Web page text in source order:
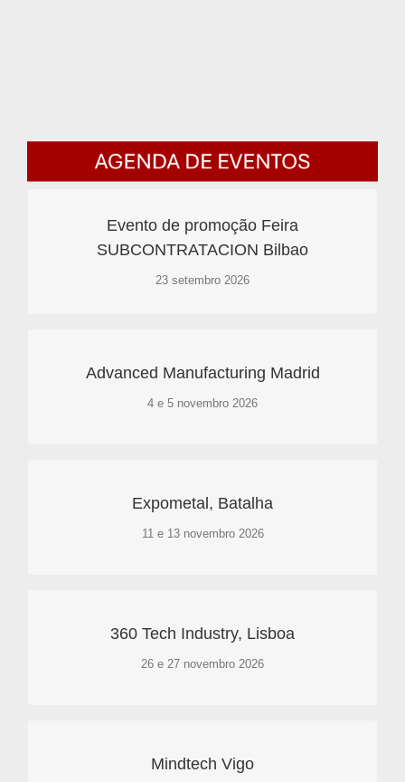
Evento de promoção Feira
SUBCONTRATACION Bilbao
23 setembro 2026
Saiba mais aqui
Mais informações
Advanced Manufacturing Madrid
4 e 5 novembro 2026
Saiba mais aqui
Expometal, Batalha
11 e 13 novembro 2026
Saiba mais aqui
360 Tech Industry, Lisboa
26 e 27 novembro 2026
Saiba mais aqui
Mindtech Vigo
Saiba mais aqui